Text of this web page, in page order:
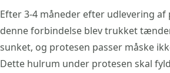
Efter 3-4 måneder efter udlevering
denne forbindelse blev trukket
sunket, og protesen passer måske
Dette hulrum under protesen skal